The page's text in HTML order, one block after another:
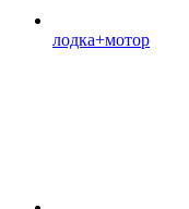
лодка+мотор